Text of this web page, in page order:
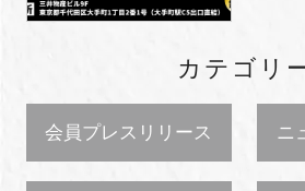
カテゴリ
会員プレスリリース ニ